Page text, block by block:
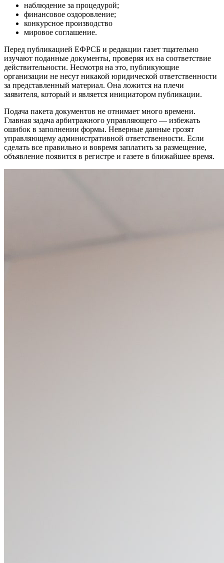
наблюдение за процедурой;
финансовое оздоровление;
конкурсное производство
мировое соглашение.
Перед публикацией ЕФРСБ и редакции газет тщательно
изучают поданные документы, проверяя их на соответствие
действительности. Несмотря на это, публикующие
организации не несут никакой юридической ответственности
за представленный материал. Она ложится на плечи
заявителя, который и является инициатором публикации.
Подача пакета документов не отнимает много времени.
Главная задача арбитражного управляющего — избежать
ошибок в заполнении формы. Неверные данные грозят
управляющему административной ответственности. Если
сделать все правильно и вовремя заплатить за размещение,
объявление появится в регистре и газете в ближайшее время.